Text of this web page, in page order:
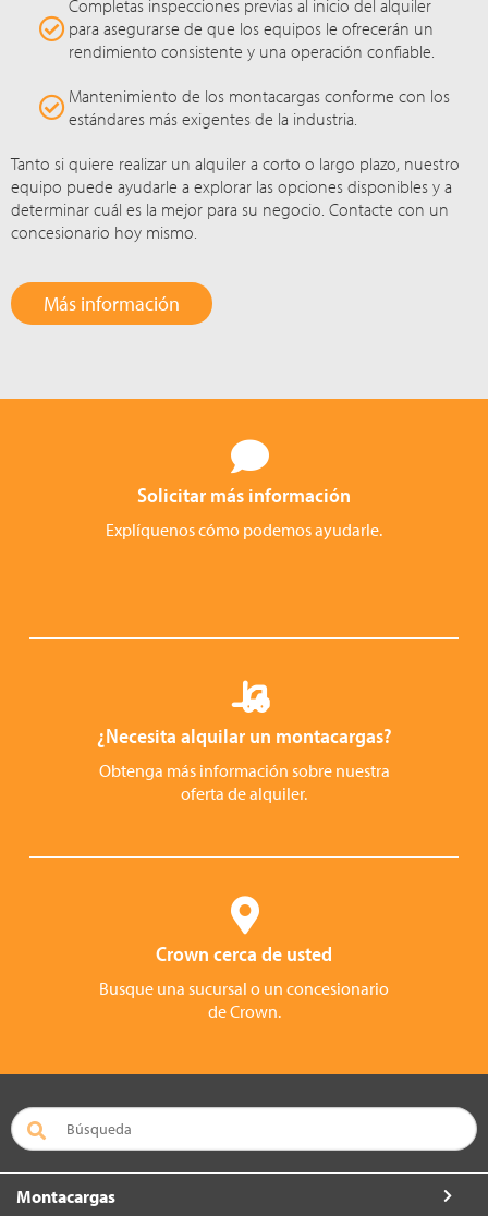
Completas inspecciones previas al inicio del alquiler
para asegurarse de que los equipos le ofrecerán un
rendimiento consistente y una operación confiable.
Mantenimiento de los montacargas conforme con los
estándares más exigentes de la industria.
Tanto si quiere realizar un alquiler a corto o largo plazo, nuestro
equipo puede ayudarle a explorar las opciones disponibles y a
determinar cuál es la mejor para su negocio. Contacte con un
concesionario hoy mismo.
Más información
Solicitar más información
Explíquenos cómo podemos ayudarle.
¿Necesita alquilar un montacargas?
Obtenga más información sobre nuestra
oferta de alquiler.
Crown cerca de usted
Busque una sucursal o un concesionario
de Crown.
Montacargas